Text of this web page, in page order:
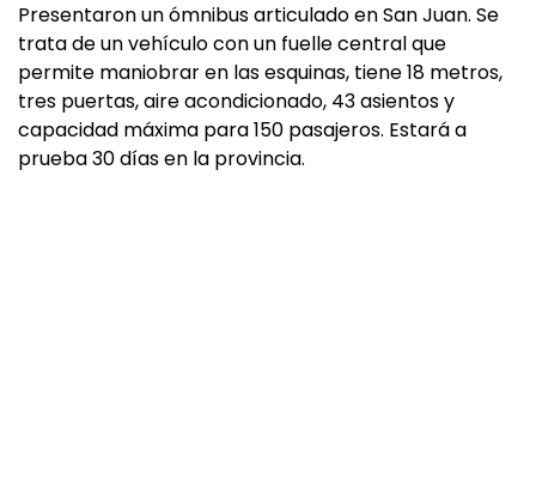
Presentaron un ómnibus articulado en San Juan. Se
trata de un vehículo con un fuelle central que
permite maniobrar en las esquinas, tiene 18 metros,
tres puertas, aire acondicionado, 43 asientos y
capacidad máxima para 150 pasajeros. Estará a
prueba 30 días en la provincia.